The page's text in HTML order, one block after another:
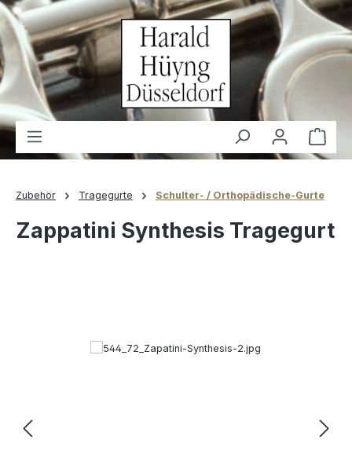
springen
Zubehör Tragegurte Schulter- / Orthopädische-Gurte
Zappatini Synthesis Tragegurt
Bildergalerie überspringen